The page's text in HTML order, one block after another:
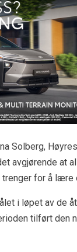
Solberg,
avgjørende at
for å
i løpet av de
tilført den